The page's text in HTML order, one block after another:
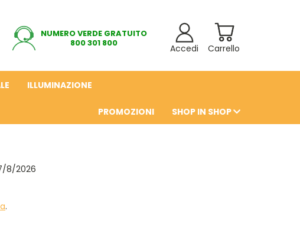
NUMERO VERDE GRATUITO
800 301 800
Carrello
Accedi
ILLUMINAZIONE
PROMOZIONI SHOP IN SHOP
8/2026
.